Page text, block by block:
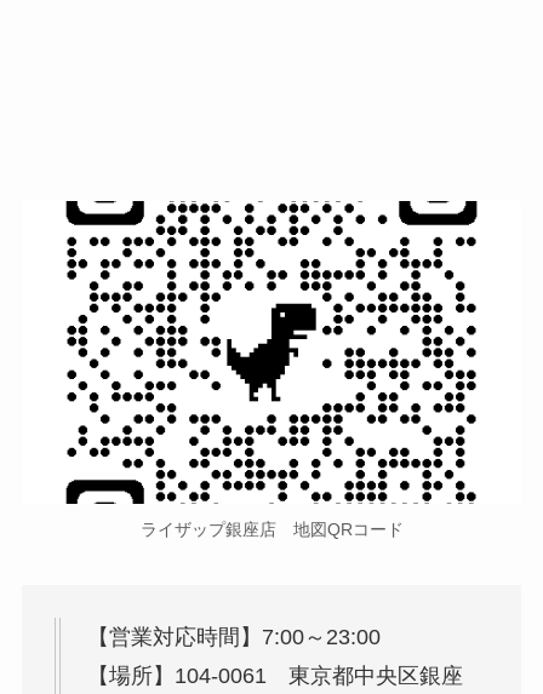
ライザップ銀座店 地図QRコード
【営業対応時間】7:00～23:00
【場所】104-0061 東京都中央区銀座